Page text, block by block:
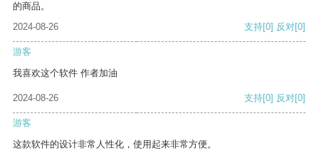
的商品。
2024-08-26
支持[0] 反对[0]
游客
我喜欢这个软件 作者加油
2024-08-26 支持[0] 反对[0]
游客
这款软件的设计非常人性化，使用起来非常方便。